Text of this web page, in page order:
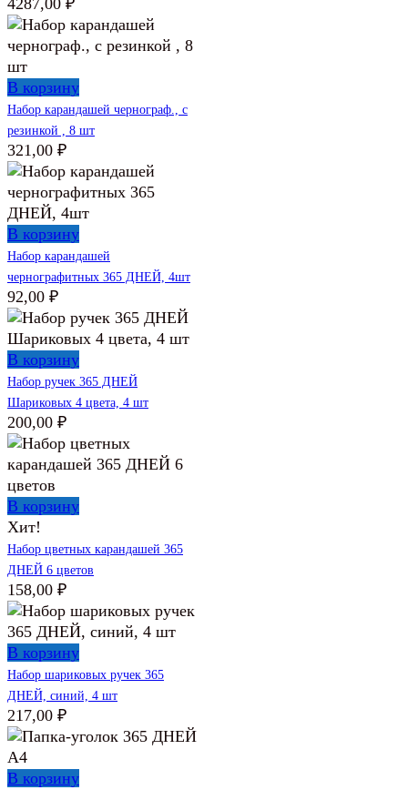
В корзину
Набор карандашей чернограф., с
резинкой , 8 шт
321,00 ₽
В корзину
Набор карандашей
чернографитных 365 ДНЕЙ, 4шт
92,00 ₽
В корзину
Набор ручек 365 ДНЕЙ
Шариковых 4 цвета, 4 шт
200,00 ₽
В корзину
Хит!
Набор цветных карандашей 365
ДНЕЙ 6 цветов
158,00 ₽
В корзину
Набор шариковых ручек 365
ДНЕЙ, синий, 4 шт
217,00 ₽
В корзину